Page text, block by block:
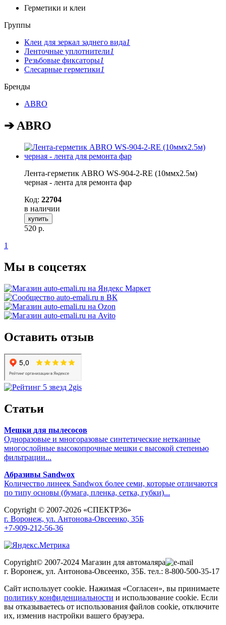
Герметики и клеи
Группы
Клеи для зеркал заднего вида1
Ленточные уплотнители1
Резьбовые фиксаторы1
Слесарные герметики1
Бренды
ABRO
➔ ABRO
Лента-герметик ABRO WS-904-2-RE (10ммх2.5м)
черная - лента для ремонта фар
Код: 22704
в наличии
купить
520 р.
1
Мы в соцсетях
Оставить отзыв
Статьи
Мешки для пылесосов
Одноразовые и многоразовые синтетические нетканные
многослойные высокопрочные мешки с высокой степенью
фильтрации...
Абразивы Sandwox
Количество линеек Sandwox более семи, которые отличаются
по типу основы (бумага, пленка, сетка, губки)...
Copyright © 2007-2026 «СПЕКТР36»
г. Воронеж, ул. Антонова-Овсеенко, 35Б
+7-909-212-56-36
Copyright© 2007-2024 Магазин для автомаляра
г. Воронеж, ул. Антонова-Овсеенко, 35Б. тел.: 8-800-500-35-17
Сайт использует cookie. Нажимая «Согласен», вы принимаете
политику конфиденциальности и использование cookie. Если
вы отказываетесь от использования файлов cookie, отключите
их, изменив настройки вашего браузера.